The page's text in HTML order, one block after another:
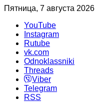
Пятница, 7 августа 2026
YouTube
Instagram
Rutube
vk.com
Odnoklassniki
Threads
Viber
Telegram
RSS